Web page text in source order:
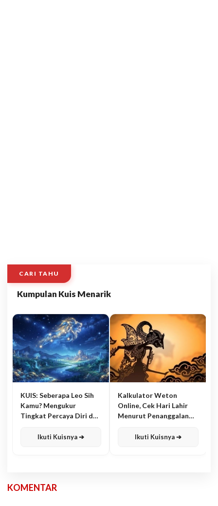
CARI TAHU
Kumpulan Kuis Menarik
KUIS: Seberapa Leo Sih
Kamu? Mengukur
Tingkat Percaya Diri dan
Ikuti Kuisnya ➔
Kalkulator Weton
Online, Cek Hari Lahir
Menurut Penanggalan
Ikuti Kuisnya ➔
KOMENTAR